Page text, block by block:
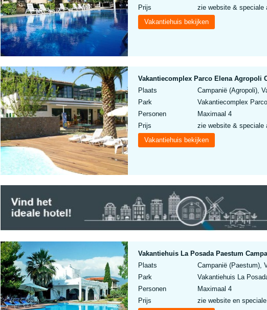
Prijs
zie website & speciale
Vakantiehuis bekijken
Vakantiecomplex Parco Elena Agropoli
Plaats
Campanië (Agropoli),
Park
Vakantiecomplex
Personen
Maximaal 4
Prijs
zie website & speciale
Vakantiehuis bekijken
Vakantiehuis La Posada Paestum
Plaats
Campanië (Paestum),
Park
Vakantiehuis La
Personen
Maximaal 4
Prijs
zie website en